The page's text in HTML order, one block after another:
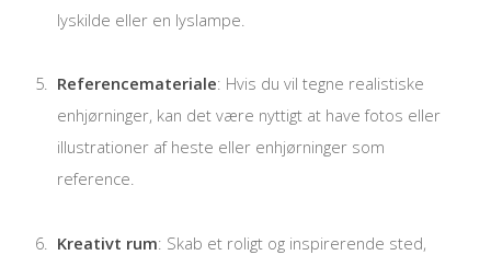
lyskilde eller en lyslampe.
Referencemateriale: Hvis du vil tegne realistiske
enhjørninger, kan det være nyttigt at have fotos eller
illustrationer af heste eller enhjørninger som
reference.
Kreativt rum: Skab et roligt og inspirerende sted,